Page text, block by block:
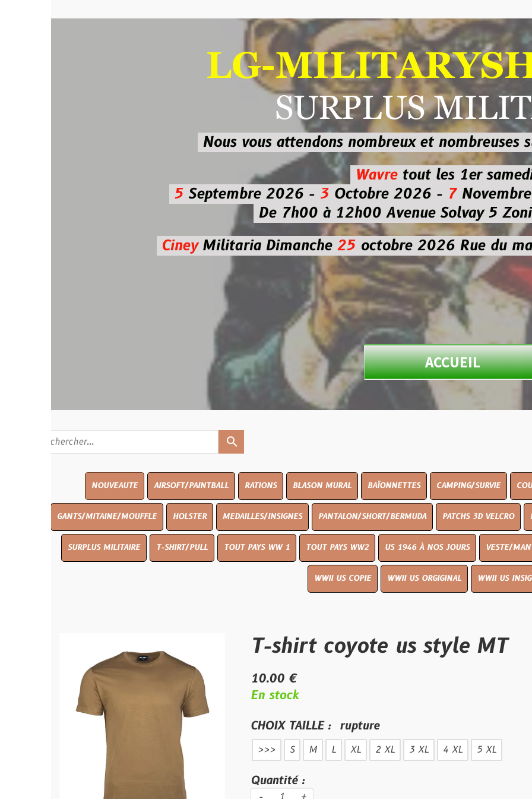
LG-
SURPLUS
Nous vous attendons nombreux et nombreusessur les
Wavre
tout les 1er samedi
Septembre 2026 -3Octobre 2026 - 7Novembre 2026
De 7h00 à 12h00 Avenue Solvay 5 Zoning
MilitariaDimanche25octobre 2026Rue du marché
ACCUEIL
AIRSOFT/PAINTBALL RATIONS BLASON MURAL BAÏONNETTES CAMPING/SURVIE COUTELLERIE
GANTS/MITAINE/MOUFFLE HOLSTER MEDAILLES/INSIGNES PANTALON/SHORT/BERMUDA PATCHS 3D VELCRO PEINTURE
SURPLUS MILITAIRE T-SHIRT/PULL TOUT PAYS WW 1 TOUT PAYS WW2 US 1946 À NOS JOURS VESTE/MANTEAU
WWII US COPIE WWII US ORGIGINAL WWII US INSIGNES
T-shirt coyote us style MT
10.00 €
En stock
CHOIX TAILLE : rupture
M XL 2 XL 3 XL 4 XL 5 XL
Quantité :